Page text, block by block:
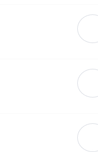
eines Weins. Dabei währt